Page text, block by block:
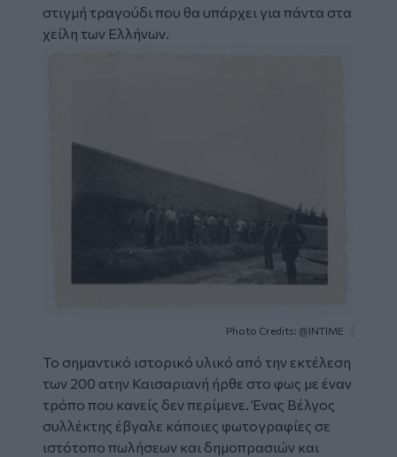
στιγμή τραγούδι που θα υπάρχει για πάντα στα
χείλη των Ελλήνων.
Photo Credits: @INTIME
Το σημαντικό ιστορικό υλικό από την εκτέλεση
των 200 ατην Καισαριανή ήρθε στο φως με έναν
τρόπο που κανείς δεν περίμενε. Ένας Βέλγος
συλλέκτης έβγαλε κάποιες φωτογραφίες σε
ιστότοπο πωλήσεων και δημοπρασιών και